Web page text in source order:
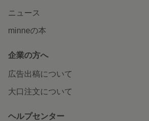
ニュース
minneの本
企業の方へ
広告出稿について
大口注文について
ヘルプセンター